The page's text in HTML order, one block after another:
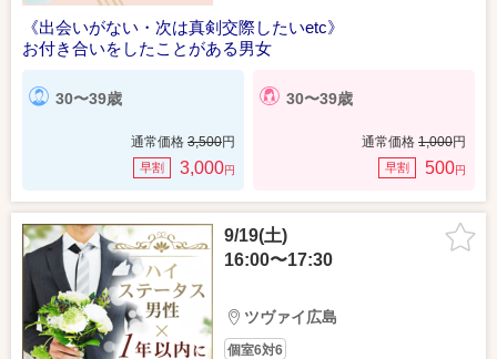
《出会いがない・次は真剣交際したいetc》
お付き合いをしたことがある男女
30〜39歳
通常価格 3,500円
早割 3,000円
30〜39歳
通常価格 1,000円
早割 500円
9/19(土)
16:00〜17:30
ツヴァイ広島
個室6対6